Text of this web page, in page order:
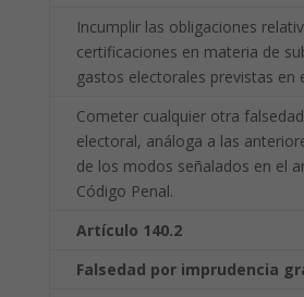
Incumplir las obligaciones
certificaciones en materia de
gastos electorales previstas en
Cometer cualquier otra
electoral, análoga a las
de los modos señalados en el
Código Penal.
Artículo 140.2
Falsedad por imprudencia